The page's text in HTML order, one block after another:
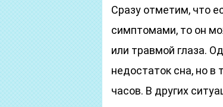
Сразу отметим, что
симптомами, то он
или травмой глаза.
недостаток сна, но в
часов. В других